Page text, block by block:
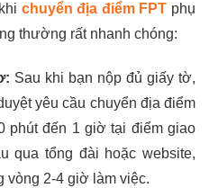
chuyển địa điểm FPT phụ
thường rất nhanh chóng:
Sau khi bạn nộp đủ giấy tờ,
yêu cầu chuyển địa điểm
phút đến 1 giờ tại điểm giao
qua tổng đài hoặc website,
vòng 2-4 giờ làm việc.